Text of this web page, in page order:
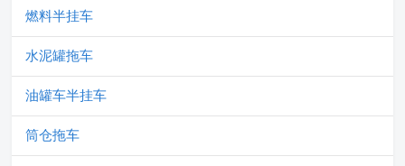
燃料半挂车
水泥罐拖车
油罐车半挂车
筒仓拖车